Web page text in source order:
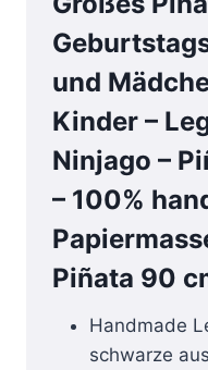
und
Kinder –
Ninjago –
– 100%
Piñata 90
Handmade
schwarze